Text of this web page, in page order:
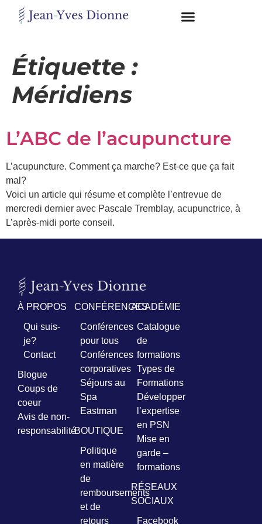
Étiquette :
Méridiens
L’ABC de l’acupuncture
L’acupuncture. Comment ça marche? Est-ce que ça fait
mal?
Voici un article qui résume et complète l’entrevue de
mercredi dernier avec Pascale Tremblay, acupunctrice, à
L’après-midi porte conseil.
À PROPOS
Qui suis-
je?
Contact
Blogue
Coups de
coeur
Avis de non-
responsabilité
CONFÉRENCES
Conférences
pour tous
Conférences
corporatives
Séjours au
Spa
Eastman
BOUTIQUE
Politique
en matière
de
remboursements
et de
retours
ACADÉMIE
Catalogue
de
formations
Types de
Formations
Développer
l’expertise
en PSN
Mise en
garde –
formations
RÉSEAUX
SOCIAUX
Facebook
en
contact
mon
pdf
GRAS,
MAUVAIS
GRAS"
vous
incrivant
à
Prénom
Courriel
*
Vous
pourrez
vous
désabonner
en
tout
temps